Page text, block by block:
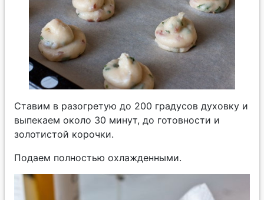
Ставим в разогретую до 200 градусов духовку и
выпекаем около 30 минут, до готовности и
золотистой корочки.
Подаем полностью охлажденными.